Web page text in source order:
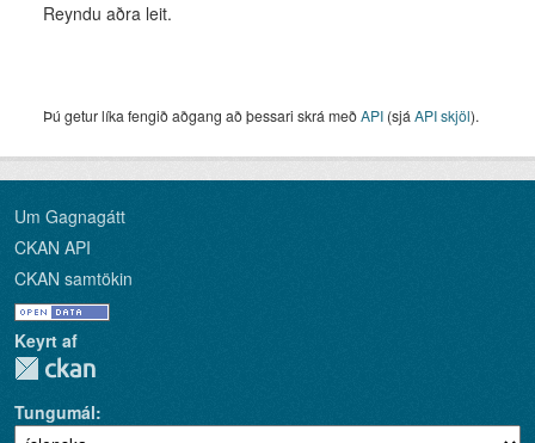
Reyndu aðra leit.
Þú getur líka fengið aðgang að þessari skrá meðAPI (sjá API skjöl).
Um Gagnagátt
CKAN API
CKAN samtökin
Keyrt af
Tungumál